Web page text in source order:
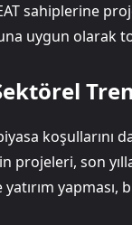
sahiplerine
uygun olarak
son
yapması,